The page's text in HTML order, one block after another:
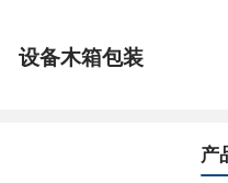
设备木箱包装
产